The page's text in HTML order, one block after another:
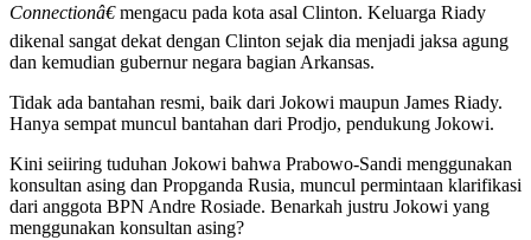
Connectionâ€mengacu pada kota asal Clinton. Keluarga Riady
dikenal sangat dekat dengan Clinton sejak dia menjadi jaksa agung
dan kemudian gubernur negara bagian Arkansas.
Tidak ada bantahan resmi, baik dari Jokowi maupun James Riady.
Hanya sempat muncul bantahan dari Prodjo, pendukung Jokowi.
Kini seiiring tuduhan Jokowi bahwa Prabowo-Sandi menggunakan
konsultan asing dan Propganda Rusia, muncul permintaan klarifikasi
dari anggota BPN Andre Rosiade. Benarkah justru Jokowi yang
menggunakan konsultan asing?